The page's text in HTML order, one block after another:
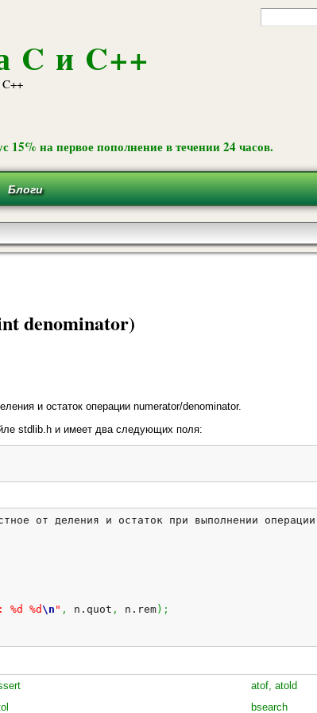
C и C++
15% на первое пополнение в течении 24 часов.
Блоги
denominator)
и остаток операции numerator/denominator.
stdlib.h и имеет два следующих поля:
от деления и остаток при выполнении операции
%d\n " , n. quot , n. rem) ;
atof, atold
bsearch